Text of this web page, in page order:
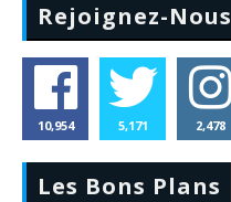
Rejoignez-Nous
10,954 5,171 2,478
Les Bons Plans